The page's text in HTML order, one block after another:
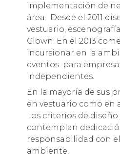
implementación de
área. Desde el 2011
vestuario,
Clown. En el 2013
incursionar en la
eventos para
independientes.
En la mayoría de sus
en vestuario como en
los criterios de
contemplan
responsabilidad con
ambiente.